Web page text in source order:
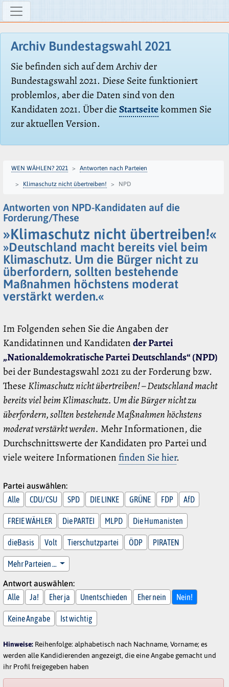
Archiv Bundestagswahl 2021
Sie befinden sich auf dem Archiv der
Bundestagswahl 2021. Diese Seite funktioniert
problemlos, aber die Daten sind von den
Kandidaten 2021. Über dieStartseitekommen Sie
zur aktuellen Version.
WEN WÄHLEN? 2021 Antworten nach Parteien
Klimaschutz nicht übertreiben! NPD
Antworten von NPD-Kandidaten auf die
Forderung/These
»Klimaschutz nicht übertreiben!«
»Deutschland macht bereits viel beim
Klimaschutz. Um die Bürger nicht zu
überfordern, sollten bestehende
Maßnahmen höchstens moderat
verstärkt werden.«
Im Folgenden sehen Sie die Angaben der
Kandidatinnen und Kandidatender Partei
„Nationaldemokratische Partei Deutschlands“ (NPD)
bei der Bundestagswahl 2021 zu der Forderung bzw.
TheseKlimaschutz nicht übertreiben! – Deutschland macht
bereits viel beim Klimaschutz. Um die Bürger nicht zu
überfordern, sollten bestehende Maßnahmen höchstens
moderat verstärkt werden. Mehr Informationen, die
Durchschnittswerte der Kandidaten pro Partei und
viele weitere Informationen finden Sie hier.
Partei auswählen:
Alle
CDU/CSU SPD DIE LINKE GRÜNE FDP AfD
FREIE WÄHLER Die PARTEI MLPD Die Humanisten
dieBasis Volt Tierschutzpartei ÖDP PIRATEN
Mehr Parteien …
Antwort auswählen:
Alle
Ja! Eher ja Unentschieden Eher nein Nein!
Keine Angabe Ist wichtig
Hinweise: Reihenfolge: alphabetisch nach Nachname, Vorname; es
werden alle Kandidierenden angezeigt, die eine Angabe gemacht und
ihr Profil freigegeben haben